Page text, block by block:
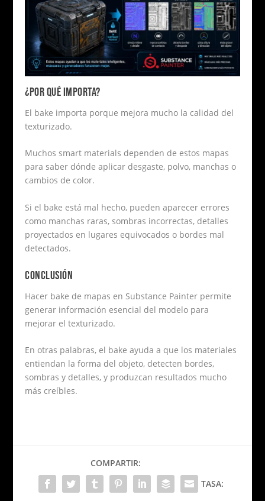
¿POR QUÉ IMPORTA?
El bake importa porque mejora mucho la calidad del
texturizado.
Muchos smart materials dependen de estos mapas
para saber dónde aplicar desgaste, polvo, manchas o
cambios de color.
Si el bake está mal hecho, pueden aparecer errores
como manchas raras, sombras incorrectas, detalles
proyectados en lugares equivocados o bordes mal
detectados.
CONCLUSIÓN
Hacer bake de mapas en Substance Painter permite
generar información esencial del modelo para
mejorar el texturizado.
En otras palabras, el bake ayuda a que los materiales
entiendan la forma del objeto, detecten bordes,
sombras y detalles, y produzcan resultados mucho
más creíbles.
COMPARTIR:
TASA: